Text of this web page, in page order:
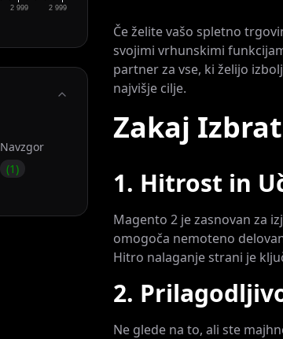
Če želite vašo spletno
svojimi vrhunskimi
partner za vse, ki želijo
najvišje cilje.
Zakaj
1. Hitrost in
Magento 2 je zasnovan za
omogoča nemoteno
Hitro nalaganje strani je
2.
Ne glede na to, ali ste
2 999 2 999
Navzgor
1